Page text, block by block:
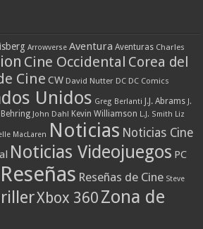
Arrowverse Aventura Aventuras Charles
Cine Occidental Corea del
Cine CW David Nutter DC DC Comics
Unidos Greg Berlanti J.J. Abrams J.
Behring John Dahl Kevin Williamson L.J. Smith Liz
MacLaren Noticias Noticias Cine
Noticias Videojuegos PC
Reseñas Reseñas de Cine Steve
Xbox 360 Zona de